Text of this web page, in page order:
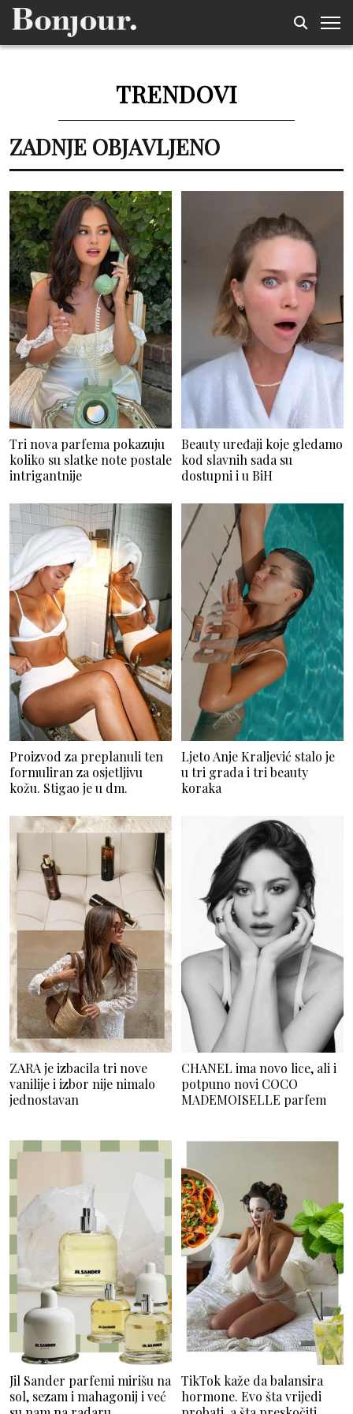
TRENDOVI
ZADNJE OBJAVLJENO
Tri nova parfema pokazuju
koliko su slatke note postale
intrigantnije
Beauty uređaji koje gledamo
kod slavnih sada su
dostupni i u BiH
Proizvod za preplanuli ten
formuliran za osjetljivu
kožu. Stigao je u dm.
Ljeto Anje Kraljević stalo je
u tri grada i tri beauty
koraka
ZARA je izbacila tri nove
vanilije i izbor nije nimalo
jednostavan
CHANEL ima novo lice, ali i
potpuno novi COCO
MADEMOISELLE parfem
Jil Sander parfemi mirišu na
sol, sezam i mahagonij i već
TikTok kaže da balansira
hormone. Evo šta vrijedi